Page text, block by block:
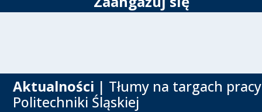
Aktualności | Tłumy na targach pracy
Politechniki Śląskiej